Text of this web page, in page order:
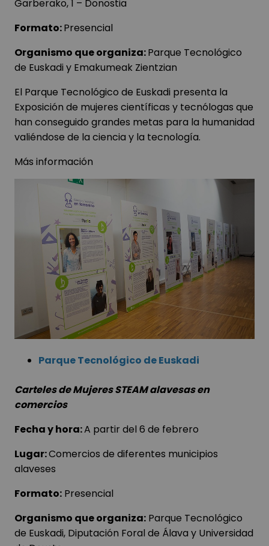
Garberako, 1 – Donostia
Formato:Presencial
Organismo que organiza:Parque Tecnológico
de Euskadi y Emakumeak Zientzian
El Parque Tecnológico de Euskadi presenta la
Exposición de mujeres científicas y tecnólogas que
han conseguido grandes metas para la humanidad
valiéndose de la ciencia y la tecnología.
Más información
Parque Tecnológico de Euskadi
Carteles de Mujeres STEAM alavesas en
comercios
Fecha y hora:A partir del 6 de febrero
Lugar:Comercios de diferentes municipios
alaveses
Formato: Presencial
Organismo que organiza: Parque Tecnológico
de Euskadi, Diputación Foral de Álava y Universidad